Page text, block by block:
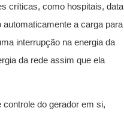
críticas, como hospitais, data
a carga para
interrupção na energia da
da rede assim que ela
do gerador em si,